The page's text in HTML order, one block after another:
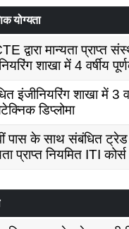
योग्यता
द्वारा मान्यता प्राप्त
शाखा में 4 वर्षीय
इंजीनियरिंग शाखा में 3
डिप्लोमा
पास के साथ संबंधित
प्राप्त नियमित ITI कोर्स